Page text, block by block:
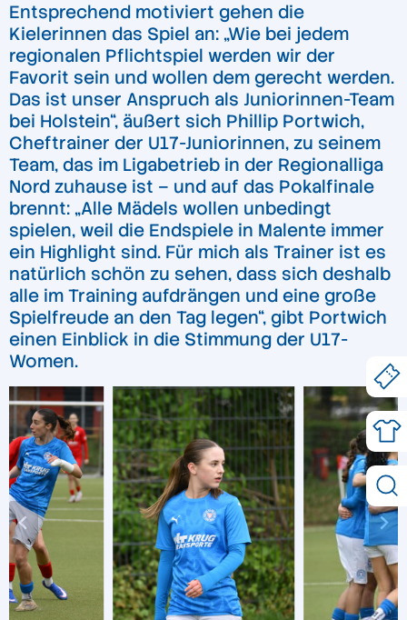
Entsprechend motiviert gehen die
Kielerinnen das Spiel an: „Wie bei jedem
regionalen Pflichtspiel werden wir der
Favorit sein und wollen dem gerecht werden.
Das ist unser Anspruch als Juniorinnen-Team
bei Holstein“, äußert sich Phillip Portwich,
Cheftrainer der U17-Juniorinnen, zu seinem
Team, das im Ligabetrieb in der Regionalliga
Nord zuhause ist – und auf das Pokalfinale
brennt: „Alle Mädels wollen unbedingt
spielen, weil die Endspiele in Malente immer
ein Highlight sind. Für mich als Trainer ist es
natürlich schön zu sehen, dass sich deshalb
alle im Training aufdrängen und eine große
Spielfreude an den Tag legen“, gibt Portwich
einen Einblick in die Stimmung der U17-
Women.